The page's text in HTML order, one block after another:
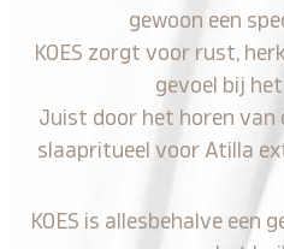
gewoon een
KOES zorgt voor rust,
gevoel bij
Juist door het horen van
slaapritueel voor Atilla
KOES is allesbehalve een